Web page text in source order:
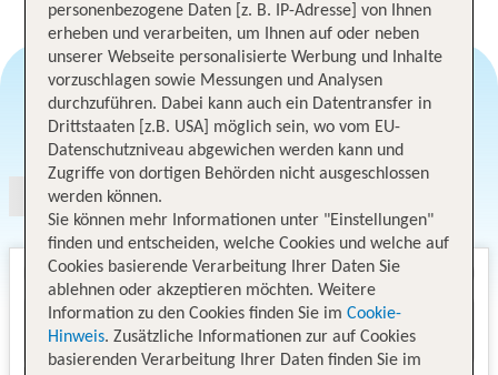
Angebotsauswahl
personenbezogene Daten [z. B. IP-Adresse] von Ihnen
erheben und verarbeiten, um Ihnen auf oder neben
unserer Webseite personalisierte Werbung und Inhalte
vorzuschlagen sowie Messungen und Analysen
durchzuführen. Dabei kann auch ein Datentransfer in
Drittstaaten [z.B. USA] möglich sein, wo vom EU-
Datenschutzniveau abgewichen werden kann und
Zugriffe von dortigen Behörden nicht ausgeschlossen
werden können.
Sie können mehr Informationen unter "Einstellungen"
finden und entscheiden, welche Cookies und welche auf
Cookies basierende Verarbeitung Ihrer Daten Sie
ablehnen oder akzeptieren möchten. Weitere
Information zu den Cookies finden Sie im Cookie-
Hinweis. Zusätzliche Informationen zur auf Cookies
basierenden Verarbeitung Ihrer Daten finden Sie im